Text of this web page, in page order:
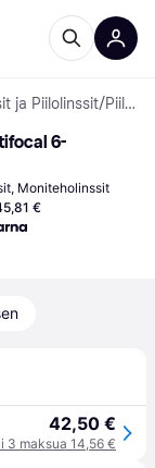
ja Piilolinssit/ Piilolinssit
6-
Moniteholinssit
€
42,50 €
3 maksua 14,56 €